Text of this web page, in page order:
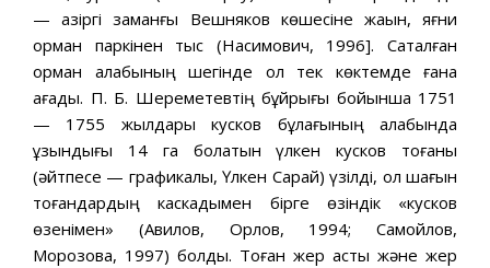
— қазіргі заманғы Вешняков көшесіне жақын, яғни
орман паркінен тыс (Насимович, 1996]. Сақталған
орман алқабының шегінде ол тек көктемде ғана
ағады. П. Б. Шереметевтің бұйрығы бойынша 1751
— 1755 жылдары кусков бұлағының алқабында
ұзындығы 14 га болатын үлкен кусков тоғаны
(әйтпесе — графикалық, Үлкен Сарай) үзілді, ол шағын
тоғандардың каскадымен бірге өзіндік «кусков
өзенімен» (Авилов, Орлов, 1994; Самойлов,
Морозова, 1997) болды. Тоған жер асты және жер